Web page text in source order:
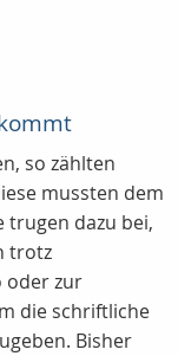
so zählten
mussten dem
trugen dazu bei,
trotz
oder zur
die schriftliche
Bisher